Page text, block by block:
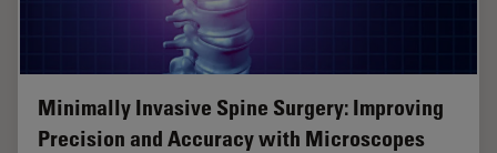
Minimally Invasive Spine Surgery: Improving
Precision and Accuracy with Microscopes